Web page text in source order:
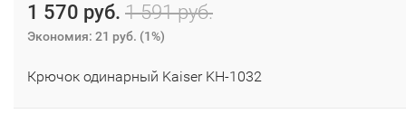
1 570 руб. 1 591 руб.
Экономия: 21 руб. (1%)
Крючок одинарный Kaiser KH-1032